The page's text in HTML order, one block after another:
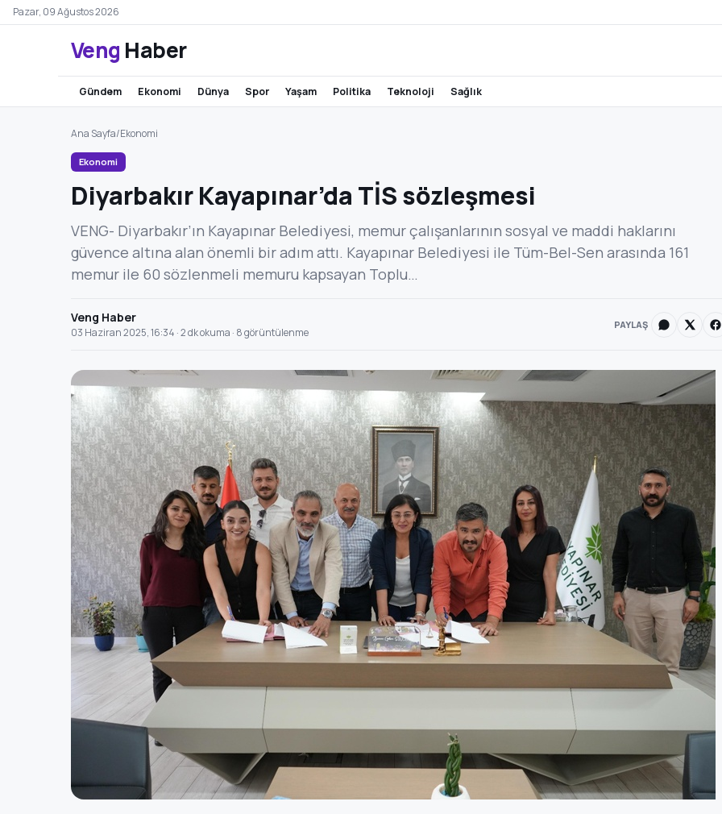
Pazar, 09 Ağustos 2026
Veng Haber
gündem ekonomi dünya spor yaşam politika teknoloji sağlık
Ana Sayfa/Ekonomi
Ekonomi
Diyarbakır Kayapınar’da TİS sözleşmesi
VENG- Diyarbakır’ın Kayapınar Belediyesi, memur çalışanlarının sosyal ve maddi haklarını
güvence altına alan önemli bir adım attı. Kayapınar Belediyesi ile Tüm-Bel-Sen arasında 161
memur ile 60 sözlenmeli memuru kapsayan Toplu…
Veng Haber
03 Haziran 2025, 16:34 · 2 dk okuma · 8 görüntülenme
PAYLAŞ